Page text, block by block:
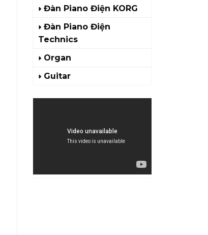
Đàn Piano Điện KORG
Đàn Piano Điện
Technics
Organ
Guitar